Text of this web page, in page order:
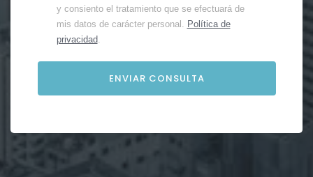
y consiento el tratamiento que se efectuará de
mis datos de carácter personal. Política de
privacidad.